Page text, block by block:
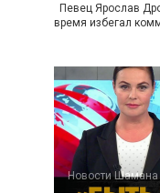
Певец Ярослав
время избегал
Новости Шамана